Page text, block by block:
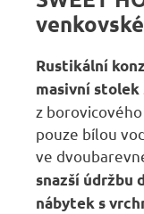
Rustikální
masivní stolek
z
pouze bílou
ve
snazší údržbu
nábytek s